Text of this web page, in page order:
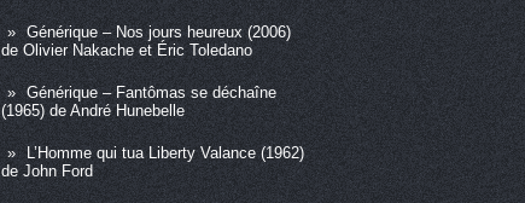
Générique – Nos jours heureux (2006)
de Olivier Nakache et Éric Toledano
Générique – Fantômas se déchaîne
(1965) de André Hunebelle
L’Homme qui tua Liberty Valance (1962)
de John Ford